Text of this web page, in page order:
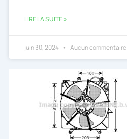
LIRE LA SUITE »
juin 30, 2024 Aucun commentaire